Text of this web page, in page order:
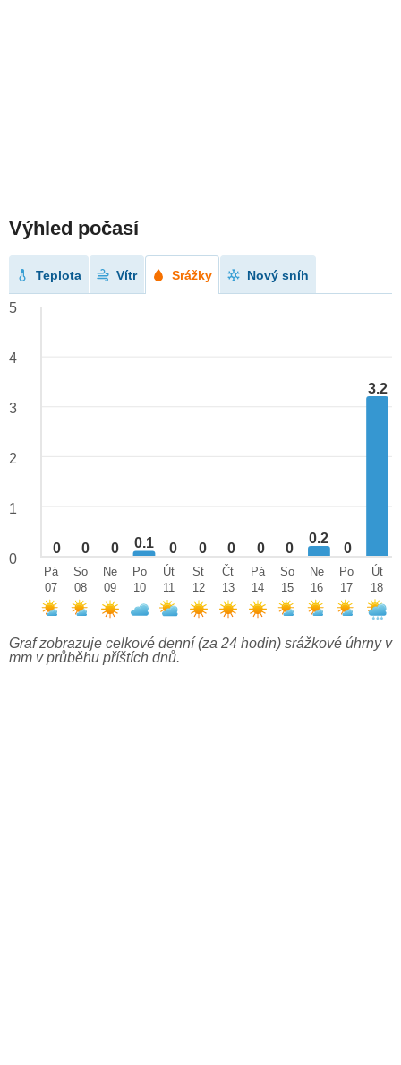
Výhled počasí
Teplota Vítr Srážky Nový sníh
0 0 0 0.1 0 0 0 0 0
0.2
0
3.2
5
4
3
2
1
0
Pá
07
So
08
Ne
09
Po
10
Út
11
St
12
Čt
13
Pá
14
So
15
Ne
16
Po
17
Út
18
Graf zobrazuje celkové denní (za 24 hodin) srážkové úhrny v
mm v průběhu příštích dnů.